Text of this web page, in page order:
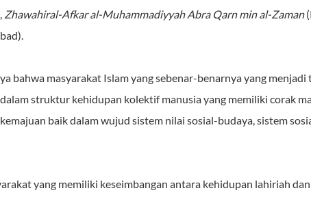
Zhawahiral-Afkar al-Muhammadiyyah Abra Qarn min al-Zaman
bahwa masyarakat Islam yang sebenar-benarnya yang menjadi
struktur kehidupan kolektif manusia yang memiliki corak
baik dalam wujud sistem nilai sosial-budaya, sistem
yang memiliki keseimbangan antara kehidupan lahiriah